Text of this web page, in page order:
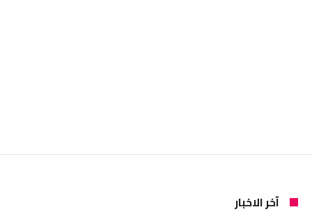
آخر الاخبار